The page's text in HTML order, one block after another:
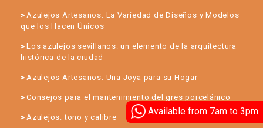
Available from 7am to 3pm
Azulejos Artesanos: La Variedad de Diseños y Modelos
que los Hacen Únicos
Los azulejos sevillanos: un elemento de la arquitectura
histórica de la ciudad
Azulejos Artesanos: Una Joya para su Hogar
Consejos para el mantenimiento del gres porcelánico
Azulejos: tono y calibre